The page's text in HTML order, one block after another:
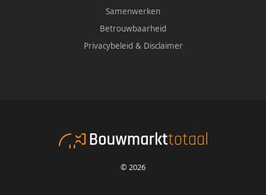
Samenwerken
Betrouwbaarheid
Privacybeleid & Disclaimer
© 2026